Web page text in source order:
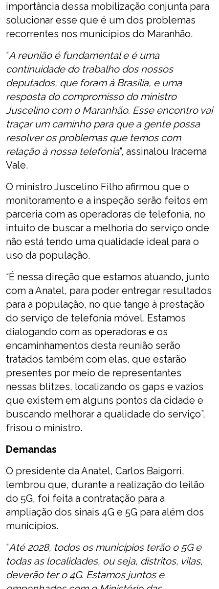
importância dessa mobilização conjunta para
solucionar esse que é um dos problemas
recorrentes nos municípios do Maranhão.
“A reunião é fundamental e é uma
continuidade do trabalho dos nossos
deputados, que foram á Brasília, e uma
resposta do compromisso do ministro
Juscelino com o Maranhão. Esse encontro vai
traçar um caminho para que a gente possa
resolver os problemas que temos com
relação à nossa telefonia”, assinalou Iracema
Vale.
O ministro Juscelino Filho afirmou que o
monitoramento e a inspeção serão feitos em
parceria com as operadoras de telefonia, no
intuito de buscar a melhoria do serviço onde
não está tendo uma qualidade ideal para o
uso da população.
“É nessa direção que estamos atuando, junto
com a Anatel, para poder entregar resultados
para a população, no que tange à prestação
do serviço de telefonia móvel. Estamos
dialogando com as operadoras e os
encaminhamentos desta reunião serão
tratados também com elas, que estarão
presentes por meio de representantes
nessas blitzes, localizando os gaps e vazios
que existem em alguns pontos da cidade e
buscando melhorar a qualidade do serviço”,
frisou o ministro.
Demandas
O presidente da Anatel, Carlos Baigorri,
lembrou que, durante a realização do leilão
do 5G, foi feita a contratação para a
ampliação dos sinais 4G e 5G para além dos
municípios.
“Até 2028, todos os municípios terão o 5G e
todas as localidades, ou seja, distritos, vilas,
deverão ter o 4G. Estamos juntos e